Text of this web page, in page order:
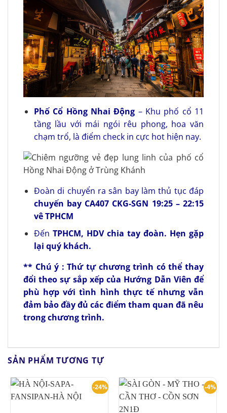
Phố Cổ Hồng Nhai Động – Khu phố cổ 11
tầng lầu với mái ngói rêu phong, hoa văn
chạm trổ, là điểm check in cực hot hiện nay.
Đoàn di chuyển ra sân bay làm thủ tục đáp
chuyến bay CA407 CKG-SGN 19:25 – 22:15
vê TPHCM
Đến TPHCM, HDV chia tay đoàn. Hẹn gặp
lại quý khách.
** Chú ý : Thứ tự chương trình có thể thay
đổi theo sự sắp xếp của Hướng Dẫn Viên để
phù hợp với tình hình thực tế nhưng vẫn
đảm bảo đầy đủ các điểm tham quan đã nêu
trong chương trình.
SẢN PHẨM TƯƠNG TỰ
-24% -4%